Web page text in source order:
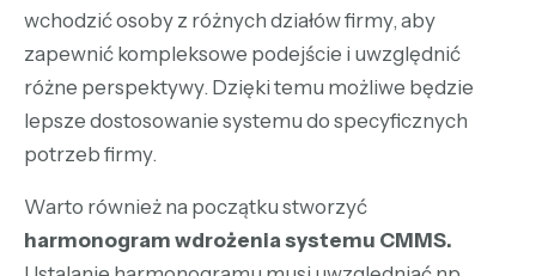
wchodzić osoby z różnych działów firmy, aby
zapewnić kompleksowe podejście i uwzględnić
różne perspektywy. Dzięki temu możliwe będzie
lepsze dostosowanie systemu do specyficznych
potrzeb firmy.
Warto również na początku stworzyć
harmonogram wdrożenia systemu CMMS.